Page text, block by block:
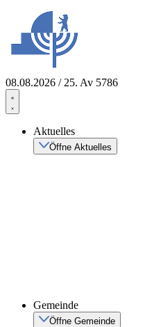
springen
08.08.2026 / 25. Av 5786
Aktuelles
Öffne Aktuelles
Gemeinde
Öffne Gemeinde